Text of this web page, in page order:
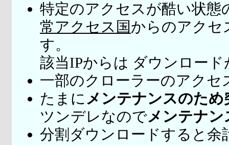
特定のアクセスが酷い状態
常アクセス国からのアクセ
す。
該当IPからは ダウンロー
一部のクローラーのアクセ
たまに メンテナンスのため
ツンデレなのでメンテナ
分割ダウンロードすると余